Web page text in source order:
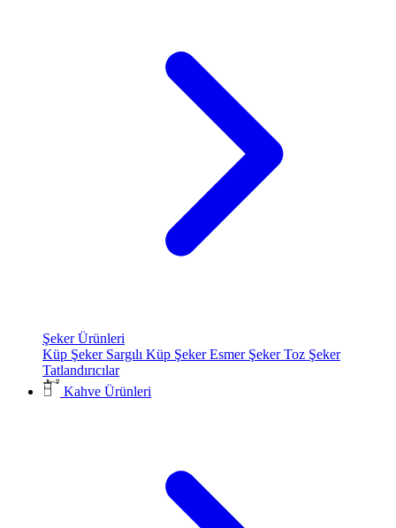
Şeker Ürünleri
Küp Şeker Sargılı Küp ŞekerEsmer ŞekerToz Şeker
Tatlandırıcılar
Kahve Ürünleri